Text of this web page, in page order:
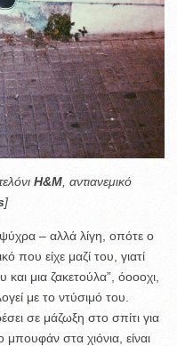
Η&Μ , αντιανεμικό
]
– αλλά λίγη, οπότε ο
που είχε μαζί του, γιατί
και μια ζακετούλα”, όοοοχι,
με το ντύσιμό του.
σε μάζωξη στο σπίτι για
στα χιόνια, είναι